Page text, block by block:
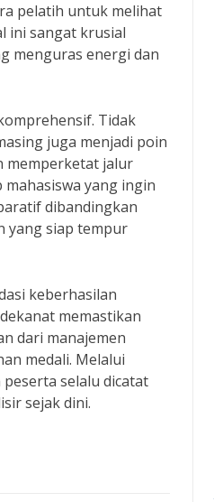
pelatih untuk melihat
ini sangat krusial
menguras energi dan
Tidak
juga menjadi poin
memperketat jalur
yang ingin
dibandingkan
yang siap tempur
keberhasilan
memastikan
dari manajemen
medali. Melalui
selalu dicatat
sejak dini.